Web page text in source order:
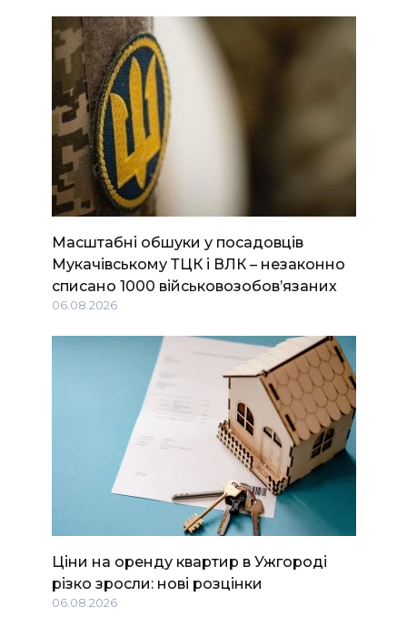
Масштабні обшуки у посадовців
Мукачівському ТЦК і ВЛК – незаконно
списано 1000 військовозобов’язаних
06.08.2026
Ціни на оренду квартир в Ужгороді
різко зросли: нові розцінки
06.08.2026